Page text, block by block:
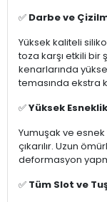
✅ Darbe ve
Yüksek kaliteli
toza karşı etkili
kenarlarında
temasında ekstra
✅Yüksek
Yumuşak ve esnek
çıkarılır. Uzun
deformasyon
✅ Tüm Slot ve